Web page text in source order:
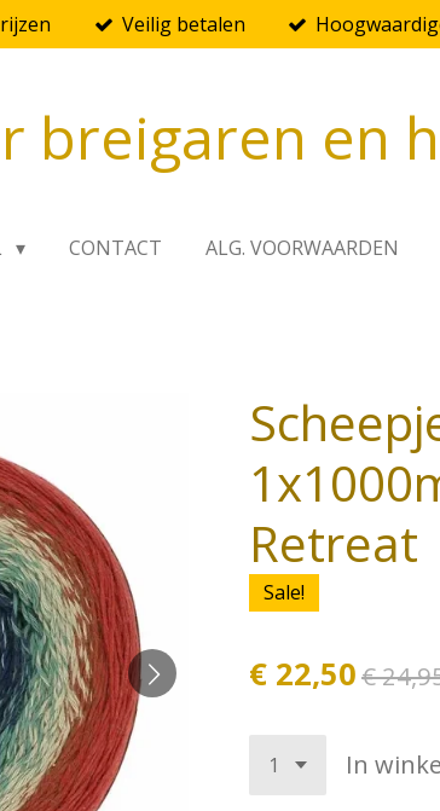
Veilig betalen
breigaren en
CONTACT ALG. VOORWAARDEN
Retreat
Sale!
€ 22,50€
In